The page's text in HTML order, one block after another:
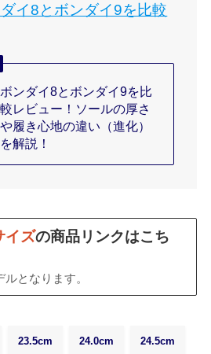
イ8とボンダイ9を比較
ボンダイ8とボンダイ9を比
較レビュー！ソールの厚さ
や履き心地の違い（進化）
を解説！
イズの商品リンクはこち
となります。
23.5cm 24.0cm 24.5cm